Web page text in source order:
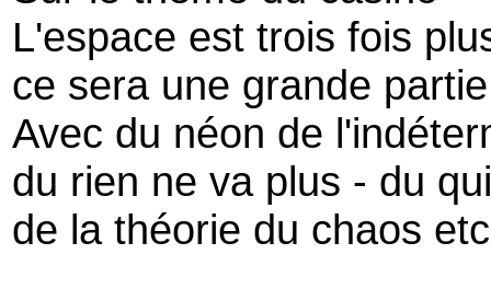
L'espace est trois fois
ce sera une grande
Avec du néon de
du rien ne va plus - du
de la théorie du chaos etc